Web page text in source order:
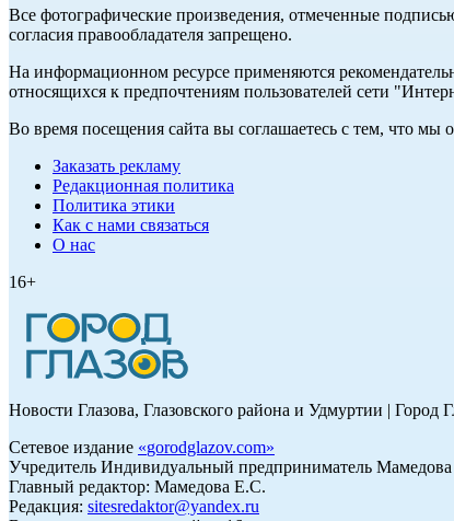
Все фотографические произведения, отмеченные
согласия правообладателя запрещено.
На информационном ресурсе применяются
относящихся к предпочтениям пользователей сети
Во время посещения сайта вы соглашаетесь с тем, что
Заказать рекламу
Редакционная политика
Политика этики
Как с нами связаться
О нас
16+
Новости Глазова, Глазовского района и Удмуртии | Город
Сетевое издание «gorodglazov.com»
Учредитель Индивидуальный предприниматель
Главный редактор: Мамедова Е.С.
Редакция: sitesredaktor@yandex.ru